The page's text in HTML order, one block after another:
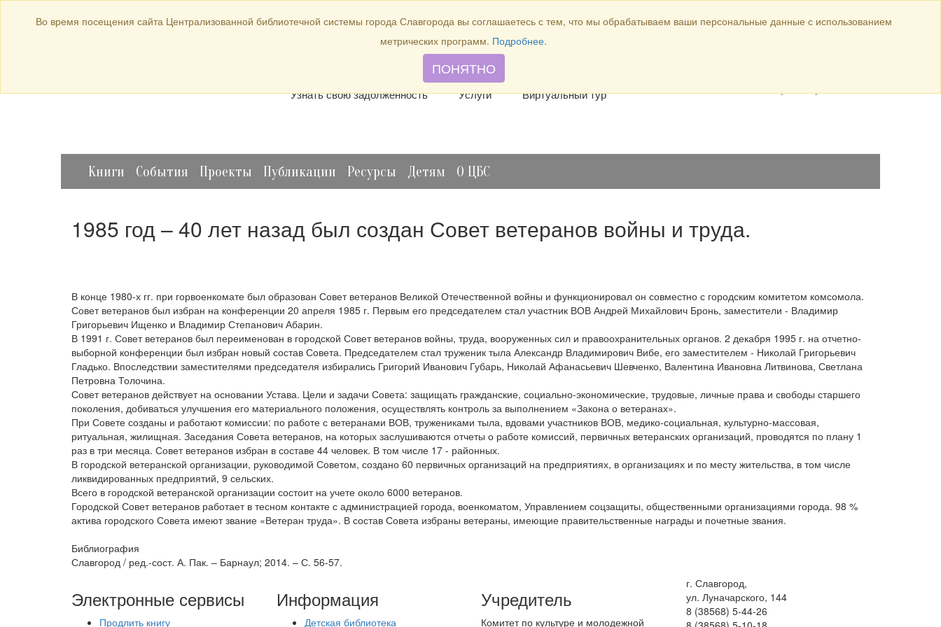
bibl-serv@mail.ru
Отзывы и предложения
Узнать свою задолженность Услуги Виртуальный тур
Официальные материалы
Книги События Проекты Публикации Ресурсы Детям О ЦБС
1985 год – 40 лет назад был создан Совет ветеранов войны и труда.
В конце 1980-х гг. при горвоенкомате был образован Совет ветеранов Великой Отечественной войны и функционировал он совместно с городским комитетом комсомола.
Совет ветеранов был избран на конференции 20 апреля 1985 г. Первым его председателем стал участник ВОВ Андрей Михайлович Бронь, заместители - Владимир
Григорьевич Ищенко и Владимир Степанович Абарин.
В 1991 г. Совет ветеранов был переименован в городской Совет ветеранов войны, труда, вооруженных сил и правоохранительных органов. 2 декабря 1995 г. на отчетно-
выборной конференции был избран новый состав Совета. Председателем стал труженик тыла Александр Владимирович Вибе, его заместителем - Николай Григорьевич
Гладько. Впоследствии заместителями председателя избирались Григорий Иванович Губарь, Николай Афанасьевич Шевченко, Валентина Ивановна Литвинова, Светлана
Петровна Толочина.
Совет ветеранов действует на основании Устава. Цели и задачи Совета: защищать гражданские, социально-экономические, трудовые, личные права и свободы старшего
поколения, добиваться улучшения его материального положения, осуществлять контроль за выполнением «Закона о ветеранах».
При Совете созданы и работают комиссии: по работе с ветеранами ВОВ, тружениками тыла, вдовами участников ВОВ, медико-социальная, культурно-массовая,
ритуальная, жилищная. Заседания Совета ветеранов, на которых заслушиваются отчеты о работе комиссий, первичных ветеранских организаций, проводятся по плану 1
раз в три месяца. Совет ветеранов избран в составе 44 человек. В том числе 17 - районных.
В городской ветеранской организации, руководимой Советом, создано 60 первичных организаций на предприятиях, в организациях и по месту жительства, в том числе
ликвидированных предприятий, 9 сельских.
Всего в городской ветеранской организации состоит на учете около 6000 ветеранов.
Городской Совет ветеранов работает в тесном контакте с администрацией города, военкоматом, Управлением соцзащиты, общественными организациями города. 98 %
актива городского Совета имеют звание «Ветеран труда». В состав Совета избраны ветераны, имеющие правительственные награды и почетные звания.
Библиография
Славгород / ред.-сост. А. Пак. – Барнаул; 2014. – С. 56-57.
Электронные сервисы
Продлить книгу
Информация
Детская библиотека
Учредитель
Комитет по культуре и молодежной
г. Славгород,
ул. Луначарского, 144
8 (38568) 5-44-26
Во время посещения сайта Централизованной библиотечной системы города Славгорода вы соглашаетесь с тем, что мы обрабатываем ваши персональные данные с использованием
метрических программ. Подробнее.
ПОНЯТНО